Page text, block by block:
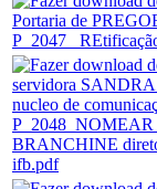
P_2047_
BRANCHINE
ifb.pdf